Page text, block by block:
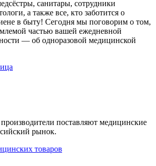
санитары, сотрудники
а также все, кто заботится о
в быту! Сегодня мы поговорим о том,
частью вашей ежедневной
— об одноразовой медицинской
поставляют медицинские
рынок.